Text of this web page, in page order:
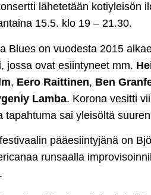
lähetetään kotiyleisön
15.5. klo 19 – 21.30.
Blues on vuodesta 2015
jossa ovat esiintyneet mm.
, Eero Raittinen, Ben
Lamba. Korona vesitti
tapahtuma sai yleisöltä
pääesiintyjänä on
runsaalla